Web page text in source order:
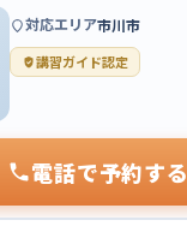
対応エリア市川市
講習ガイド認定
電話で予約する